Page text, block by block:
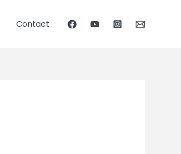
Contact